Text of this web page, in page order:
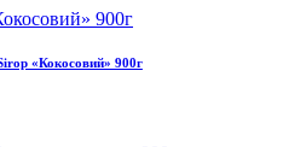
«Кокосовий» 900г